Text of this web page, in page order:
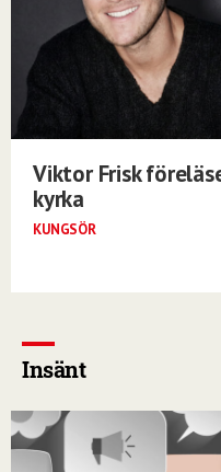
Viktor Frisk
kyrka
KUNGSÖR
Insänt